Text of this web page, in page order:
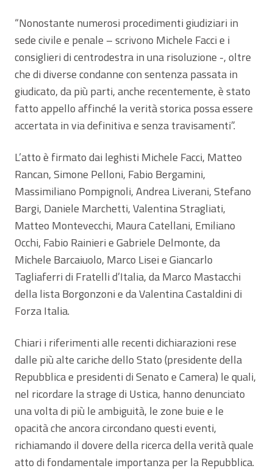
“Nonostante numerosi procedimenti giudiziari in
sede civile e penale – scrivono Michele Facci e i
consiglieri di centrodestra in una risoluzione -, oltre
che di diverse condanne con sentenza passata in
giudicato, da più parti, anche recentemente, è stato
fatto appello affinché la verità storica possa essere
accertata in via definitiva e senza travisamenti”.
L’atto è firmato dai leghisti Michele Facci, Matteo
Rancan, Simone Pelloni, Fabio Bergamini,
Massimiliano Pompignoli, Andrea Liverani, Stefano
Bargi, Daniele Marchetti, Valentina Stragliati,
Matteo Montevecchi, Maura Catellani, Emiliano
Occhi, Fabio Rainieri e Gabriele Delmonte, da
Michele Barcaiuolo, Marco Lisei e Giancarlo
Tagliaferri di Fratelli d’Italia, da Marco Mastacchi
della lista Borgonzoni e da Valentina Castaldini di
Forza Italia.
Chiari i riferimenti alle recenti dichiarazioni rese
dalle più alte cariche dello Stato (presidente della
Repubblica e presidenti di Senato e Camera) le quali,
nel ricordare la strage di Ustica, hanno denunciato
una volta di più le ambiguità, le zone buie e le
opacità che ancora circondano questi eventi,
richiamando il dovere della ricerca della verità quale
atto di fondamentale importanza per la Repubblica.